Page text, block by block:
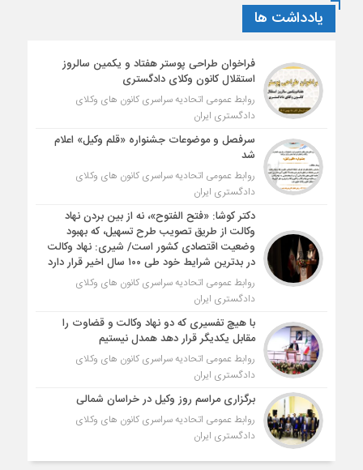
یادداشت ها
فراخوان طراحی پوستر هفتاد و یکمین سالروز
استقلال کانون وکلای دادگستری
روابط عمومی اتحادیه سراسری کانون های وکلای
دادگستری ایران
سرفصل و موضوعات جشنواره «قلم وکیل» اعلام
شد
روابط عمومی اتحادیه سراسری کانون های وکلای
دادگستری ایران
دکتر کوشا: «فتح الفتوح»، نه از بین بردن نهاد
وکالت از طریق تصویب طرح تسهیل، که بهبود
وضعیت اقتصادی کشور است/ شیری: نهاد وکالت
در بدترین شرایط خود طی ۱۰۰ سال اخیر قرار دارد
روابط عمومی اتحادیه سراسری کانون های وکلای
دادگستری ایران
با هیچ تفسیری که دو نهاد وکالت و قضاوت را
مقابل یکدیگر قرار دهد همدل نیستیم
روابط عمومی اتحادیه سراسری کانون های وکلای
دادگستری ایران
برگزاری مراسم روز وکیل در خراسان شمالی
روابط عمومی اتحادیه سراسری کانون های وکلای
دادگستری ایران